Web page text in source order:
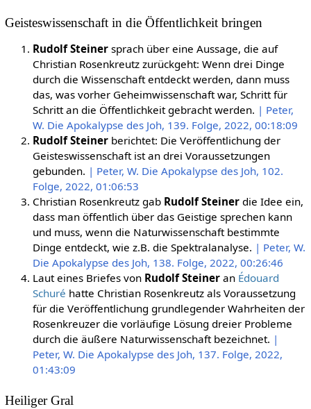
Geisteswissenschaft in die Öffentlichkeit bringen
Rudolf Steinersprach über eine Aussage, die auf
Christian Rosenkreutz zurückgeht: Wenn drei Dinge
durch die Wissenschaft entdeckt werden, dann muss
das, was vorher Geheimwissenschaft war, Schritt für
Schritt an die Öffentlichkeit gebracht werden. | Peter,
W. Die Apokalypse des Joh, 139. Folge, 2022, 00:18:09
Rudolf Steinerberichtet: Die Veröffentlichung der
Geisteswissenschaft ist an drei Voraussetzungen
gebunden. | Peter, W. Die Apokalypse des Joh, 102.
Folge, 2022, 01:06:53
Christian Rosenkreutz gab Rudolf Steinerdie Idee ein,
dass man öffentlich über das Geistige sprechen kann
und muss, wenn die Naturwissenschaft bestimmte
Dinge entdeckt, wie z.B. die Spektralanalyse. | Peter, W.
Die Apokalypse des Joh, 138. Folge, 2022, 00:26:46
Laut eines Briefes von Rudolf Steineran Édouard
Schuré hatte Christian Rosenkreutz als Voraussetzung
für die Veröffentlichung grundlegender Wahrheiten der
Rosenkreuzer die vorläufige Lösung dreier Probleme
durch die äußere Naturwissenschaft bezeichnet. |
Peter, W. Die Apokalypse des Joh, 137. Folge, 2022,
01:43:09
Heiliger Gral